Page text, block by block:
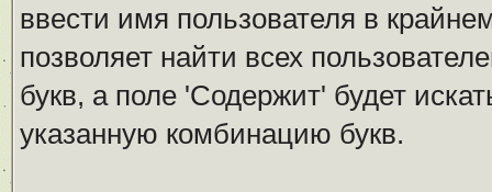
ввести имя пользователя в
позволяет найти всех
букв, а поле 'Содержит' будет
указанную комбинацию букв.